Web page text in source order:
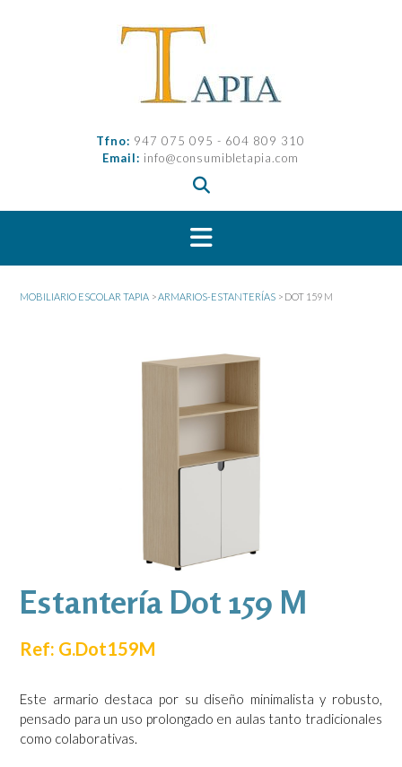
Tfno: 947 075 095 - 604 809 310
Email: info@consumibletapia.com
MOBILIARIO ESCOLAR TAPIA >ARMARIOS-ESTANTERÍAS > DOT 159 M
Estantería Dot 159 M
Ref: G.Dot159M
Este armario destaca por su diseño minimalista y robusto,
pensado para un uso prolongado en aulas tanto tradicionales
como colaborativas.